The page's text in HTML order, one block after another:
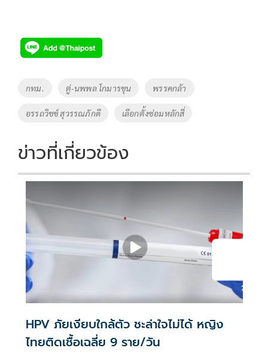
Tags
กทม. ตู่-นพพล โกมารชุน พรรคกล้า
อรรถวิชช์ สุวรรณภักดี เลือกตั้งซ่อมหลักสี่
ข่าวที่เกี่ยวข้อง
HPV ภัยเงียบใกล้ตัว ชะล่าใจไม่ได้ หญิง
ไทยติดเชื้อเฉลี่ย 9 ราย/วัน